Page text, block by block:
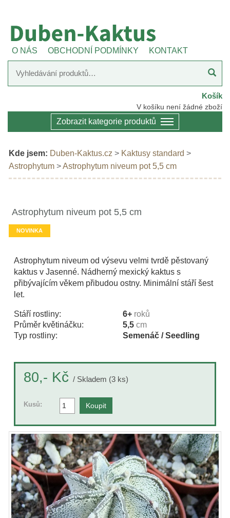
O NÁS OBCHODNÍ PODMÍNKY KONTAKT
Košík
V košíku není žádné zboží
Zobrazit kategorie produktů
Kde jsem: Duben-Kaktus.cz > Kaktusy standard >
Astrophytum >Astrophytum niveum pot 5,5 cm
Astrophytum niveum pot 5,5 cm
NOVINKA
Astrophytum niveum od výsevu velmi tvrdě pěstovaný
kaktus v Jasenné. Nádherný mexický kaktus s
přibývajícím věkem přibudou ostny. Minimální stáří šest
let.
Stáří rostliny: 6+ roků
Průměr květináčku:
5,5 cm
Typ rostliny:
Semenáč / Seedling
80,- Kč / Skladem (3 ks)
Kusů: